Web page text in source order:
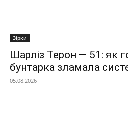
Зірки
Шарліз Терон — 51: як
бунтарка зламала
05.08.2026